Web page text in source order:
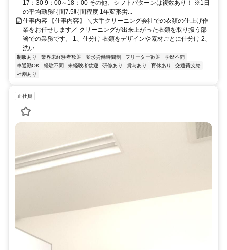
17：30 9：00～18：00 その他、シフトパターンは複数あり！ ※1日
の平均勤務時間7.5時間程度 1年変形労...
仕事内容 【仕事内容】 ＼大手クリーニング会社での衣類の仕上げ作
業をお任せします／ クリーニングが出来上がった衣類を取り扱う部
署での業務です。 1、仕分け 衣類をデザインや素材ごとに仕分け 2、
洗い...
制服あり 業界未経験者歓迎 変形労働時間制 フリーター歓迎
学歴不問
車通勤OK
経験不問 未経験者歓迎 研修あり 賞与あり 育休あり
交通費支給
社割あり
正社員